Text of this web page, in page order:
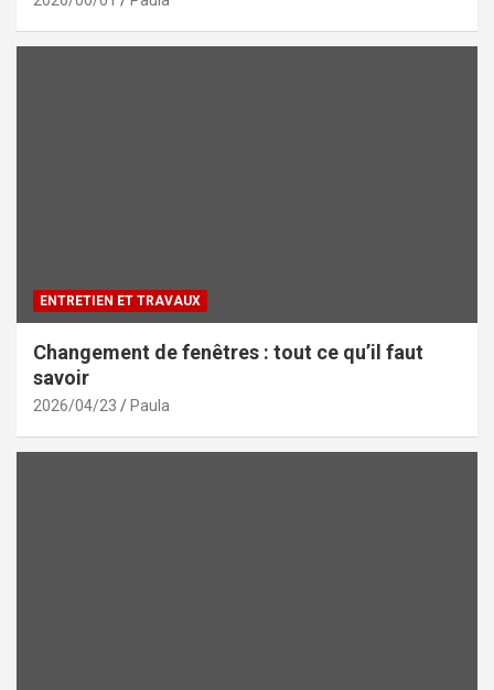
ENTRETIEN ET TRAVAUX
Changement de fenêtres : tout ce qu’il faut
savoir
2026/04/23 Paula